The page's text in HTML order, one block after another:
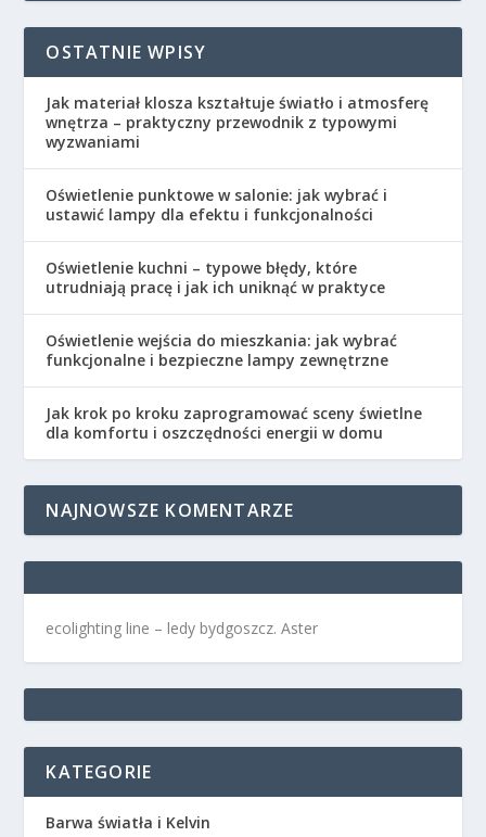
OSTATNIE WPISY
Jak materiał klosza kształtuje światło i atmosferę
wnętrza – praktyczny przewodnik z typowymi
wyzwaniami
Oświetlenie punktowe w salonie: jak wybrać i
ustawić lampy dla efektu i funkcjonalności
Oświetlenie kuchni – typowe błędy, które
utrudniają pracę i jak ich uniknąć w praktyce
Oświetlenie wejścia do mieszkania: jak wybrać
funkcjonalne i bezpieczne lampy zewnętrzne
Jak krok po kroku zaprogramować sceny świetlne
dla komfortu i oszczędności energii w domu
NAJNOWSZE KOMENTARZE
ecolighting line – ledy bydgoszcz. Aster
KATEGORIE
Barwa światła i Kelvin